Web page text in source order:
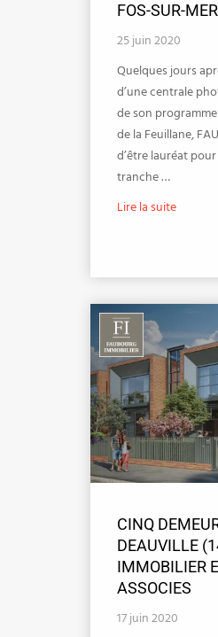
FOS-SUR-
25 juin 2020
Quelques jours
d’une centrale
de son
de la Feuillane,
d’être lauréat
tranche …
Lire la suite
CINQ
DEAUVILLE
IMMOBILIER
ASSOCIES
17 juin 2020